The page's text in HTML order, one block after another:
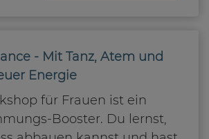
- Mit Tanz, Atem und
Energie
für Frauen ist ein
Booster. Du lernst,